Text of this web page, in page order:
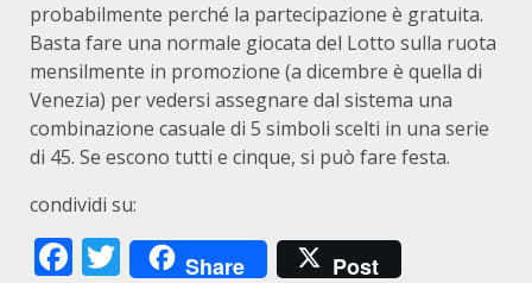
probabilmente perché la partecipazione è gratuita.
Basta fare una normale giocata del Lotto sulla ruota
mensilmente in promozione (a dicembre è quella di
Venezia) per vedersi assegnare dal sistema una
combinazione casuale di 5 simboli scelti in una serie
di 45. Se escono tutti e cinque, si può fare festa.
condividi su:
Facebook
Twitter
Share Post